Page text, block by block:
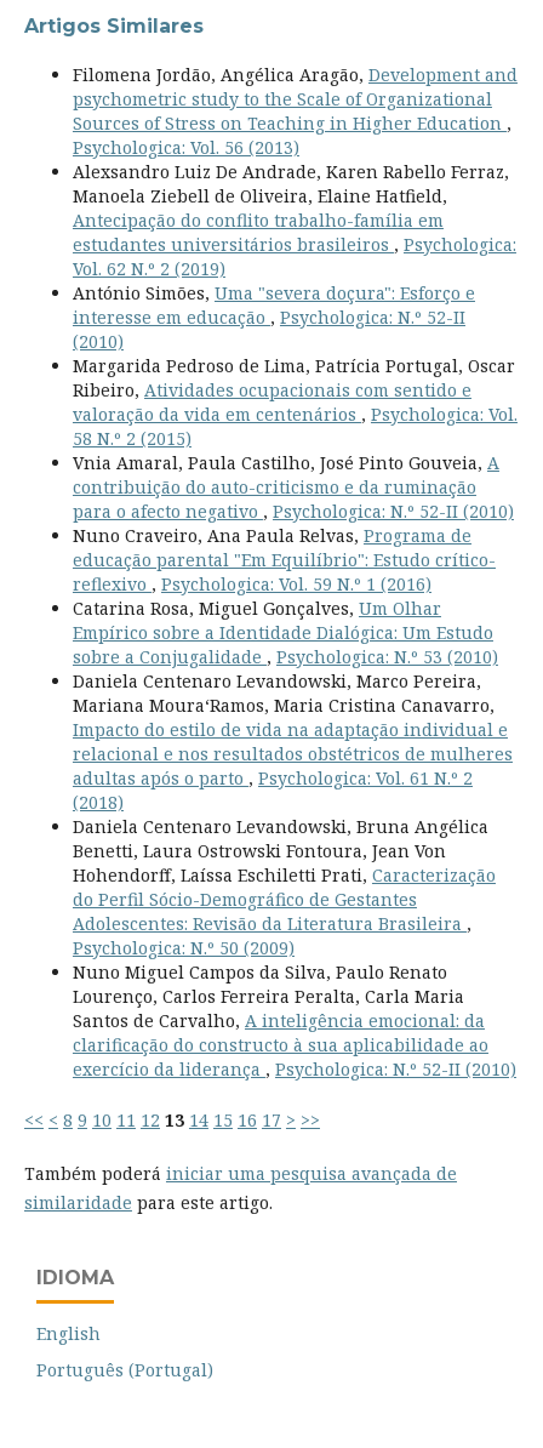
Artigos Similares
Filomena Jordão, Angélica Aragão, Development and
psychometric study to the Scale of Organizational
Sources of Stress on Teaching in Higher Education ,
Psychologica: Vol. 56 (2013)
Alexsandro Luiz De Andrade, Karen Rabello Ferraz,
Manoela Ziebell de Oliveira, Elaine Hatfield,
Antecipação do conflito trabalho-família em
estudantes universitários brasileiros , Psychologica:
Vol. 62 N.º 2 (2019)
António Simões, Uma "severa doçura": Esforço e
interesse em educação , Psychologica: N.º 52-II
(2010)
Margarida Pedroso de Lima, Patrícia Portugal, Oscar
Ribeiro, Atividades ocupacionais com sentido e
valoração da vida em centenários , Psychologica: Vol.
58 N.º 2 (2015)
Vnia Amaral, Paula Castilho, José Pinto Gouveia, A
contribuição do auto-criticismo e da ruminação
para o afecto negativo , Psychologica: N.º 52-II (2010)
Nuno Craveiro, Ana Paula Relvas, Programa de
educação parental "Em Equilíbrio": Estudo crítico-
reflexivo , Psychologica: Vol. 59 N.º 1 (2016)
Catarina Rosa, Miguel Gonçalves, Um Olhar
Empírico sobre a Identidade Dialógica: Um Estudo
sobre a Conjugalidade , Psychologica: N.º 53 (2010)
Daniela Centenaro Levandowski, Marco Pereira,
Mariana Moura­‘Ramos, Maria Cristina Canavarro,
Impacto do estilo de vida na adaptação individual e
relacional e nos resultados obstétricos de mulheres
adultas após o parto , Psychologica: Vol. 61 N.º 2
(2018)
Daniela Centenaro Levandowski, Bruna Angélica
Benetti, Laura Ostrowski Fontoura, Jean Von
Hohendorff, Laíssa Eschiletti Prati, Caracterização
do Perfil Sócio-Demográfico de Gestantes
Adolescentes: Revisão da Literatura Brasileira ,
Psychologica: N.º 50 (2009)
Nuno Miguel Campos da Silva, Paulo Renato
Lourenço, Carlos Ferreira Peralta, Carla Maria
Santos de Carvalho, A inteligência emocional: da
clarificação do constructo à sua aplicabilidade ao
exercício da liderança , Psychologica: N.º 52-II (2010)
<< < 8 9 10 11 12 13 14 15 16 17 > >>
Também poderá iniciar uma pesquisa avançada de
similaridade para este artigo.
IDIOMA
English
Português (Portugal)